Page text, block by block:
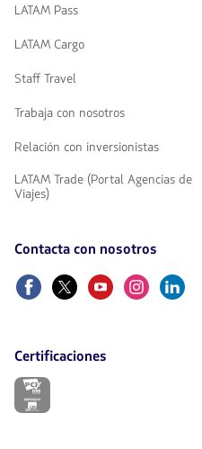
LATAM Pass
LATAM Cargo
Staff Travel
Trabaja con nosotros
Relación con inversionistas
LATAM Trade (Portal Agencias de
Viajes)
Contacta con nosotros
FacebookTwitterYoutubeInstagram
Linkedin
Certificaciones
El